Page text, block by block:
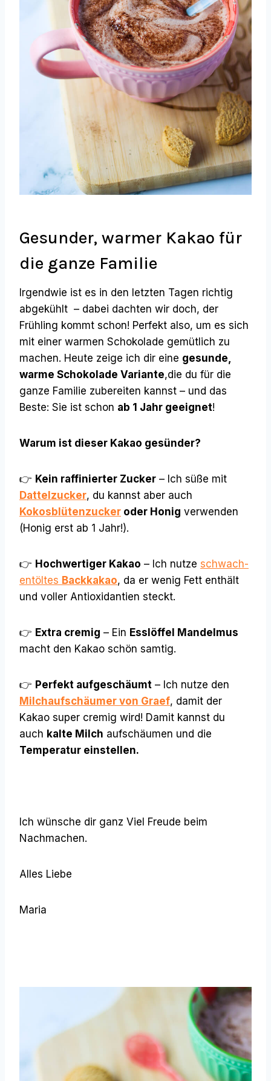
Gesunder, warmer Kakao für
die ganze Familie
Irgendwie ist es in den letzten Tagen richtig
abgekühlt – dabei dachten wir doch, der
Frühling kommt schon! Perfekt also, um es sich
mit einer warmen Schokolade gemütlich zu
machen. Heute zeige ich dir eine gesunde,
warme Schokolade Variante,die du für die
ganze Familie zubereiten kannst – und das
Beste: Sie ist schon ab 1 Jahr geeignet!
Warum ist dieser Kakao gesünder?
👉 Kein raffinierter Zucker – Ich süße mit
Dattelzucker, du kannst aber auch
Kokosblütenzucker oder Honig verwenden
(Honig erst ab 1 Jahr!).
👉 Hochwertiger Kakao – Ich nutze schwach-
entöltes Backkakao, da er wenig Fett enthält
und voller Antioxidantien steckt.
👉 Extra cremig – Ein Esslöffel Mandelmus
macht den Kakao schön samtig.
👉 Perfekt aufgeschäumt – Ich nutze den
Milchaufschäumer von Graef, damit der
Kakao super cremig wird! Damit kannst du
auch kalte Milch aufschäumen und die
Temperatur einstellen.
Ich wünsche dir ganz Viel Freude beim
Nachmachen.
Alles Liebe
Maria